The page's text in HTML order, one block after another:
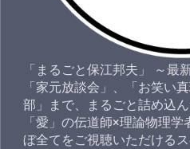
「まるごと保江邦夫」 ～最
「家元放談会」、「お笑い
部」まで、まるごと詰め込
「愛」の伝道師×理論物理
ぼ全てをご視聴いただける